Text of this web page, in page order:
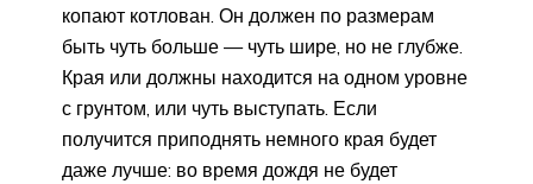
копают котлован. Он должен по размерам
быть чуть больше — чуть шире, но не глубже.
Края или должны находится на одном уровне
с грунтом, или чуть выступать. Если
получится приподнять немного края будет
даже лучше: во время дождя не будет